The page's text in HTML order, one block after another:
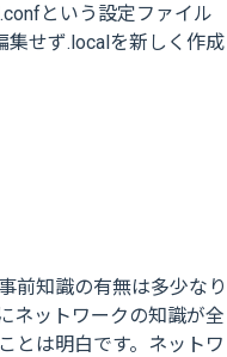
という設定ファイル
集せず.localを新しく作成
前知識の有無は多少なり
ネットワークの知識が全
とは明白です。ネットワ